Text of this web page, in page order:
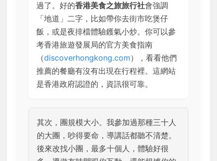
過了。好的香港美食之旅旅行社會強調
「地道」二字，比如帶你去街市吃煲仔
飯，或是夜排檔體驗鑊氣小炒。你可以參
考香港旅遊發展局的官方美食指南
（discoverhongkong.com），看看他們
推薦的餐廳有沒有出現在行程裡。這網站
是香港政府認證的，資訊很可靠。
其次，團規模大小。我參加過那種三十人
的大團，吵得要命，導講話都聽不清楚。
後來改找小團，最多十個人，體驗好很